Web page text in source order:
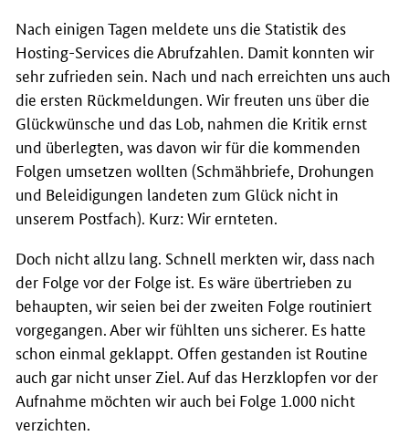
Nach einigen Tagen meldete uns die Statistik des
Hosting-Services die Abrufzahlen. Damit konnten wir
sehr zufrieden sein. Nach und nach erreichten uns auch
die ersten Rückmeldungen. Wir freuten uns über die
Glückwünsche und das Lob, nahmen die Kritik ernst
und überlegten, was davon wir für die kommenden
Folgen umsetzen wollten (Schmähbriefe, Drohungen
und Beleidigungen landeten zum Glück nicht in
unserem Postfach). Kurz: Wir ernteten.
Doch nicht allzu lang. Schnell merkten wir, dass nach
der Folge vor der Folge ist. Es wäre übertrieben zu
behaupten, wir seien bei der zweiten Folge routiniert
vorgegangen. Aber wir fühlten uns sicherer. Es hatte
schon einmal geklappt. Offen gestanden ist Routine
auch gar nicht unser Ziel. Auf das Herzklopfen vor der
Aufnahme möchten wir auch bei Folge 1.000 nicht
verzichten.